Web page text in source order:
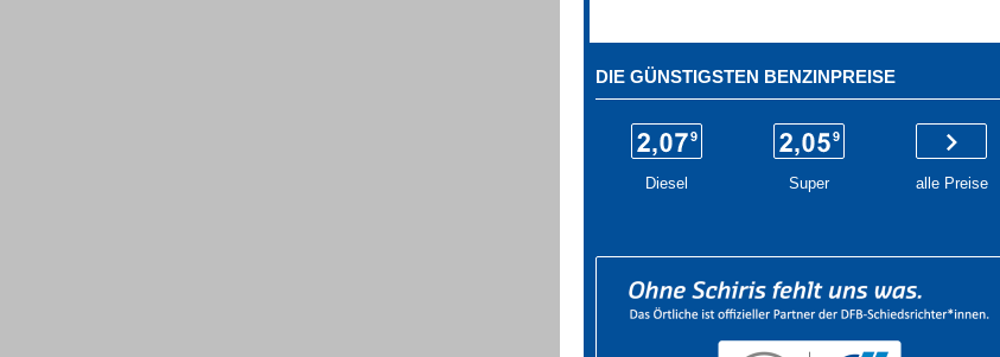
DIE GÜNSTIGSTEN BENZINPREISE
Diesel Super alle Preise